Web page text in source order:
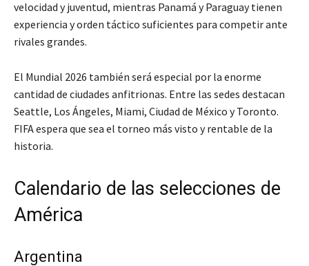
velocidad y juventud, mientras Panamá y Paraguay tienen
experiencia y orden táctico suficientes para competir ante
rivales grandes.
El Mundial 2026 también será especial por la enorme
cantidad de ciudades anfitrionas. Entre las sedes destacan
Seattle, Los Ángeles, Miami, Ciudad de México yToronto.
FIFA espera que sea el torneo más visto y rentable de la
historia.
Calendario de las selecciones de
América
Argentina